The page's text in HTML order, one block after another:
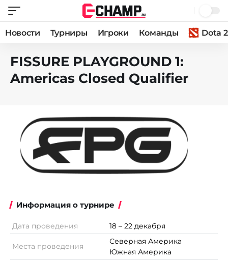
Новости Турниры Игроки Команды Dota 2
FISSURE PLAYGROUND 1:
Americas Closed Qualifier
Информация о турнире
Дата проведения 18 – 22 декабря
Места проведения
Северная Америка
Южная Америка